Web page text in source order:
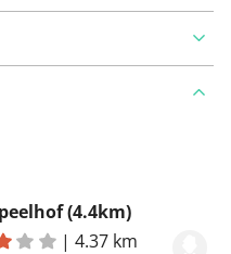
(4.4km)
|4.37 km